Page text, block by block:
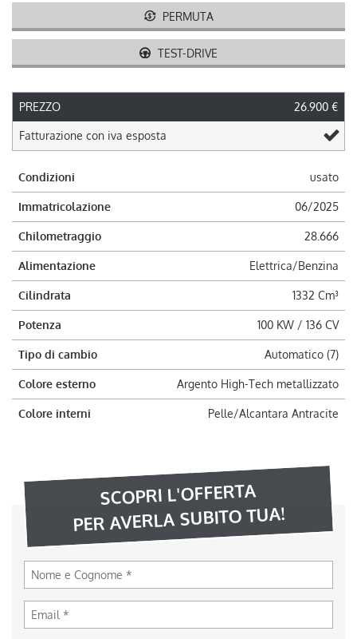
PERMUTA
TEST-DRIVE
PREZZO 26.900 €
Fatturazione con iva esposta
Condizioni usato
Immatricolazione 06/2025
Chilometraggio 28.666
Alimentazione Elettrica/Benzina
Cilindrata 1332 Cm³
Potenza 100 KW / 136 CV
Tipo di cambio Automatico (7)
Colore esterno Argento High-Tech metallizzato
Colore interni Pelle/Alcantara Antracite
SCOPRI L'OFFERTA
PER AVERLA SUBITO TUA!